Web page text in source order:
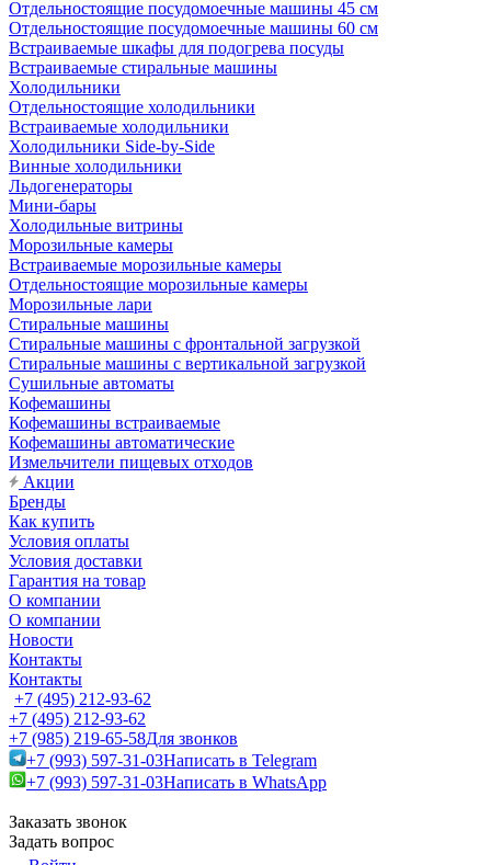
Отдельностоящие посудомоечные машины 45 см
Отдельностоящие посудомоечные машины 60 см
Встраиваемые шкафы для подогрева посуды
Встраиваемые стиральные машины
Холодильники
Отдельностоящие холодильники
Встраиваемые холодильники
Холодильники Side-by-Side
Винные холодильники
Льдогенераторы
Мини-бары
Холодильные витрины
Морозильные камеры
Встраиваемые морозильные камеры
Отдельностоящие морозильные камеры
Морозильные лари
Стиральные машины
Стиральные машины с фронтальной загрузкой
Стиральные машины с вертикальной загрузкой
Сушильные автоматы
Кофемашины
Кофемашины встраиваемые
Кофемашины автоматические
Измельчители пищевых отходов
Акции
Бренды
Как купить
Условия оплаты
Условия доставки
Гарантия на товар
О компании
О компании
Новости
Контакты
Контакты
+7 (495) 212-93-62
+7 (495) 212-93-62
+7 (985) 219-65-58Для звонков
+7 (993) 597-31-03Написать в Telegram
+7 (993) 597-31-03Написать в WhatsApp
Заказать звонок
Задать вопрос